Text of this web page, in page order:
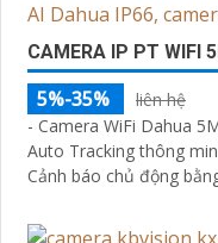
CAMERA IP PT WIFI
5%-35%
liên hệ
- Camera WiFi Dahua
Auto Tracking thông
Cảnh báo chủ động